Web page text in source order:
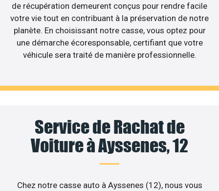
de récupération demeurent conçus pour rendre facile
votre vie tout en contribuant à la préservation de notre
planète. En choisissant notre casse, vous optez pour
une démarche écoresponsable, certifiant que votre
véhicule sera traité de manière professionnelle.
Service de Rachat de
Voiture à Ayssenes, 12
Chez notre casse auto à Ayssenes (12), nous vous